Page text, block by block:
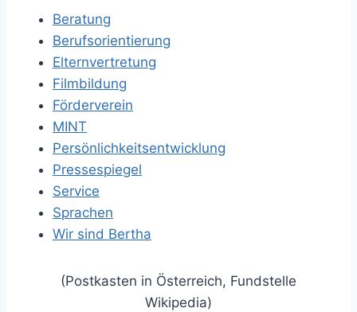
Beratung
Berufsorientierung
Elternvertretung
Filmbildung
Förderverein
MINT
Persönlichkeitsentwicklung
Pressespiegel
Service
Sprachen
Wir sind Bertha
(Postkasten in Österreich, Fundstelle
Wikipedia)